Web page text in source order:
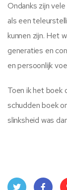
Ondanks zijn
als een
kunnen zijn. Het
generaties en
en persoonlijk
Toen ik het boek
schudden boek
slinksheid was